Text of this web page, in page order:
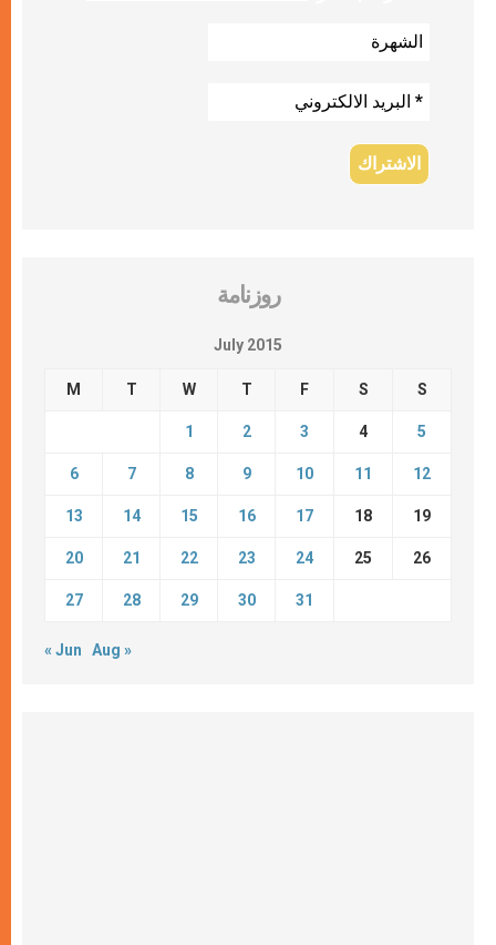
روزنامة
July 2015
M T W T F S S
1 2 3 4 5
6 7 8 9 10 11 12
13 14 15 16 17 18 19
20 21 22 23 24 25 26
27 28 29 30 31
« Jun Aug »